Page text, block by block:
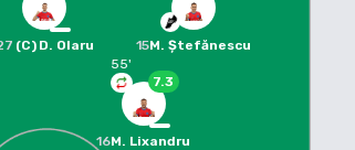
(C) D. Olaru 15M. Ștefănescu
7.3
55'
16M. Lixandru